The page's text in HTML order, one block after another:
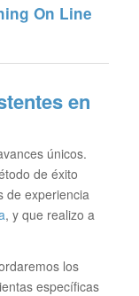
On Line
en
únicos.
de éxito
de experiencia
, y que realizo a
los
específicas